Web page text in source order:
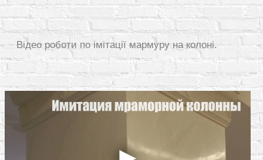
Відео роботи по імітації мармуру на колоні.